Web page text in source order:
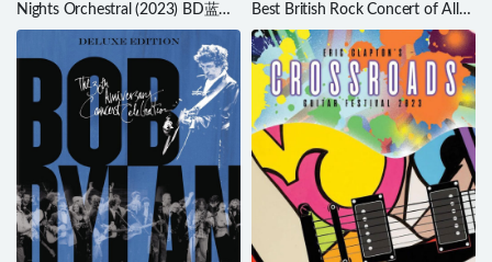
Nights Orchestral (2023) BD蓝光
原盘 38.3G
Best British Rock Concert of All
Time (2015) BD蓝光原盘 43.2G